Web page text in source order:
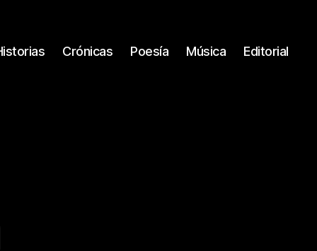
Crónicas Poesía Música Editorial